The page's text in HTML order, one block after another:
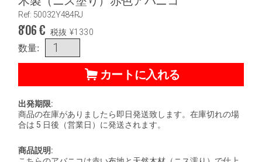
Ref: 50032Y484RJ
8'06€ 税抜 ¥1330
数量:
カートに入れる
出発期限:
商品の在庫がありましたら即日発送致します。在庫切れの場
合は 5 日後（営業日）に発送されます。
商品説明: